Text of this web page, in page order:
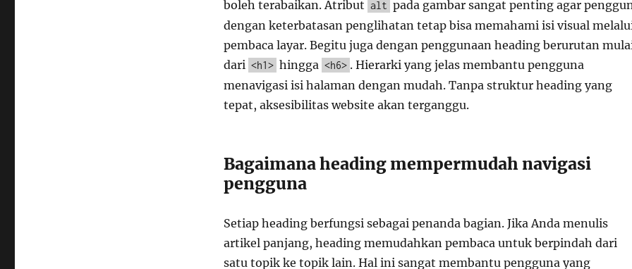
boleh terabaikan. Atribut alt pada gambar sangat penting agar
dengan keterbatasan penglihatan tetap bisa memahami isi visual
pembaca layar. Begitu juga dengan penggunaan heading berurutan
dari <h1> hingga <h6> . Hierarki yang jelas membantu pengguna
menavigasi isi halaman dengan mudah. Tanpa struktur heading yang
tepat, aksesibilitas website akan terganggu.
Bagaimana heading mempermudah navigasi
pengguna
Setiap heading berfungsi sebagai penanda bagian. Jika Anda menulis
artikel panjang, heading memudahkan pembaca untuk berpindah dari
satu topik ke topik lain. Hal ini sangat membantu pengguna yang